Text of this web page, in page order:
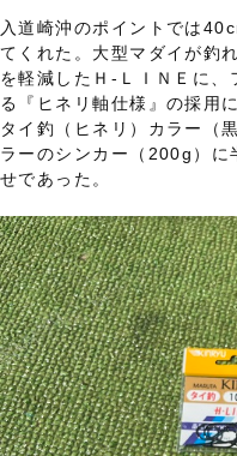
入道崎沖のポイントでは
てくれた。大型マダイが釣
を軽減したＨ-ＬＩＮＥに、
る『ヒネリ軸仕様』の採用
タイ釣（ヒネリ）カラー（
ラーのシンカー（200g）に
せであった。